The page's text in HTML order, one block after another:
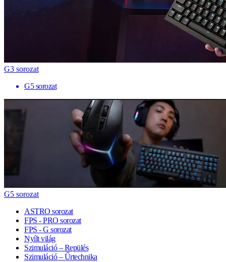
G3 sorozat
G5 sorozat
G5 sorozat
ASTRO sorozat
FPS - PRO sorozat
FPS - G sorozat
Nyílt világ
Szimuláció – Repülés
Szimuláció – Űrtechnika